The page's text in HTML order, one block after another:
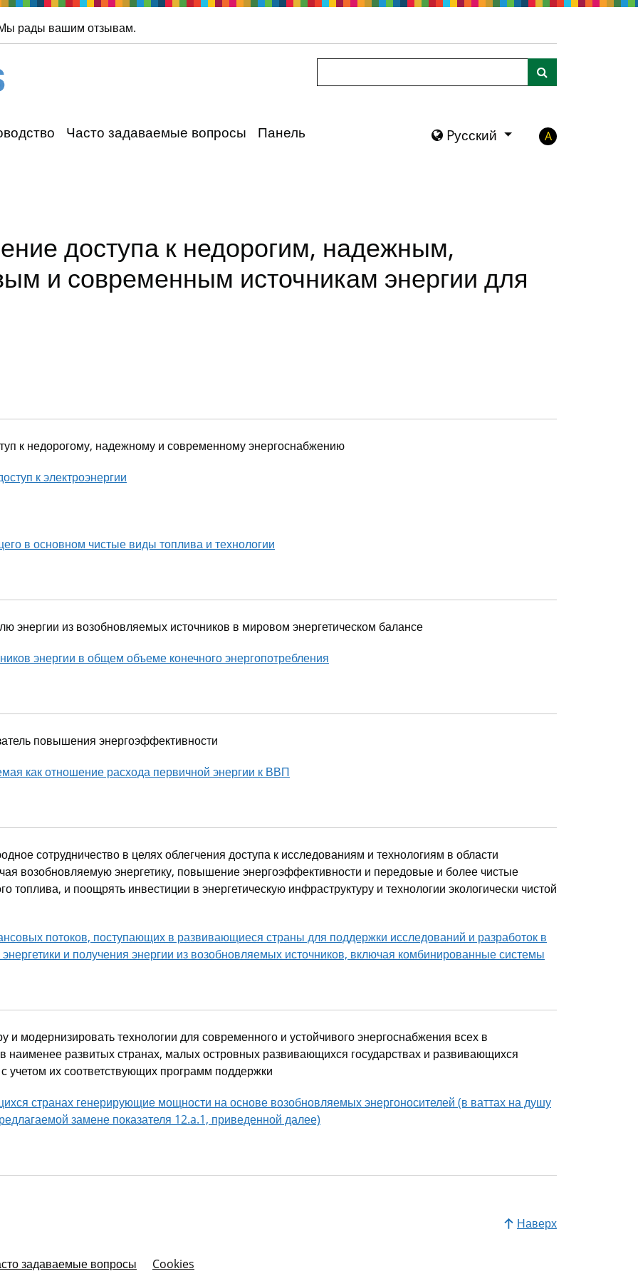
Перейти к главному содержанию
Мы рады вашим отзывам.
Часто задаваемые вопросы Панель Pусский A
доступа к недорогим, надежным,
и современным источникам энергии для
к недорогому, надежному и современному энергоснабжению
к электроэнергии
в основном чистые виды топлива и технологии
энергии из возобновляемых источников в мировом энергетическом балансе
энергии в общем объеме конечного энергопотребления
повышения энергоэффективности
как отношение расхода первичной энергии к ВВП
сотрудничество в целях облегчения доступа к исследованиям и технологиям в области
возобновляемую энергетику, повышение энергоэффективности и передовые и более чистые
топлива, и поощрять инвестиции в энергетическую инфраструктуру и технологии экологически чистой
потоков, поступающих в развивающиеся страны для поддержки исследований и разработок в
энергетики и получения энергии из возобновляемых источников, включая комбинированные системы
и модернизировать технологии для современного и устойчивого энергоснабжения всех в
наименее развитых странах, малых островных развивающихся государствах и развивающихся
их соответствующих программ поддержки
странах генерирующие мощности на основе возобновляемых энергоносителей (в ваттах на душу
замене показателя 12.a.1, приведенной далее)
Наверх
задаваемые вопросы Cookies